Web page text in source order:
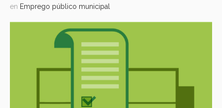
en Emprego público municipal